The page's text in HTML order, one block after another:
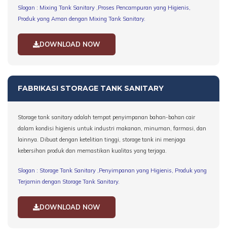
Slogan : Mixing Tank Sanitary ,Proses Pencampuran yang Higienis,
Produk yang Aman dengan Mixing Tank Sanitary.
DOWNLOAD NOW
FABRIKASI STORAGE TANK SANITARY
Storage tank sanitary adalah tempat penyimpanan bahan-bahan cair
dalam kondisi higienis untuk industri makanan, minuman, farmasi, dan
lainnya. Dibuat dengan ketelitian tinggi, storage tank ini menjaga
kebersihan produk dan memastikan kualitas yang terjaga.
Slogan : Storage Tank Sanitary ,Penyimpanan yang Higienis, Produk yang
Terjamin dengan Storage Tank Sanitary.
DOWNLOAD NOW